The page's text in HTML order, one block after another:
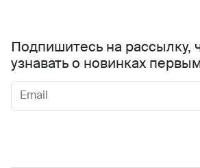
Подпишитесь на рассылку,
узнавать о новинках